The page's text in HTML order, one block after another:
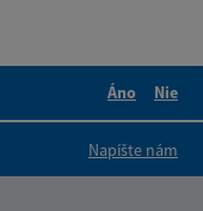
Áno
Nie
Napíšte nám